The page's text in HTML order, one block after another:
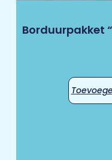
Borduurpakket